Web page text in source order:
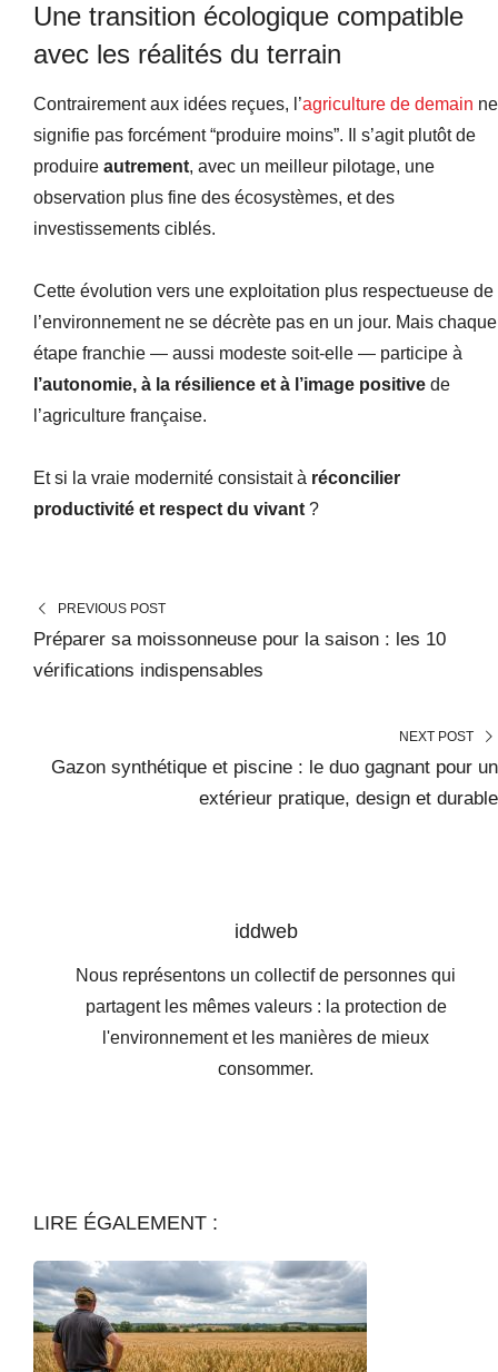
Une transition écologique compatible
avec les réalités du terrain
Contrairement aux idées reçues, l’agriculture de demain ne
signifie pas forcément “produire moins”. Il s’agit plutôt de
produire autrement, avec un meilleur pilotage, une
observation plus fine des écosystèmes, et des
investissements ciblés.
Cette évolution vers une exploitation plus respectueuse de
l’environnement ne se décrète pas en un jour. Mais chaque
étape franchie — aussi modeste soit-elle — participe à
l’autonomie, à la résilience et à l’image positive de
l’agriculture française.
Et si la vraie modernité consistait à réconcilier
productivité et respect du vivant ?
PREVIOUS POST
Préparer sa moissonneuse pour la saison : les 10
vérifications indispensables
NEXT POST
Gazon synthétique et piscine : le duo gagnant pour un
extérieur pratique, design et durable
iddweb
Nous représentons un collectif de personnes qui
partagent les mêmes valeurs : la protection de
l'environnement et les manières de mieux
consommer.
LIRE ÉGALEMENT :